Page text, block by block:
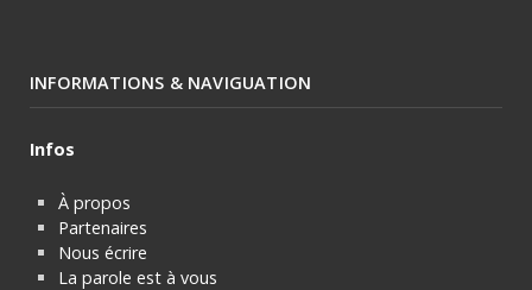
INFORMATIONS & NAVIGUATION
Infos
À propos
Partenaires
Nous écrire
La parole est à vous